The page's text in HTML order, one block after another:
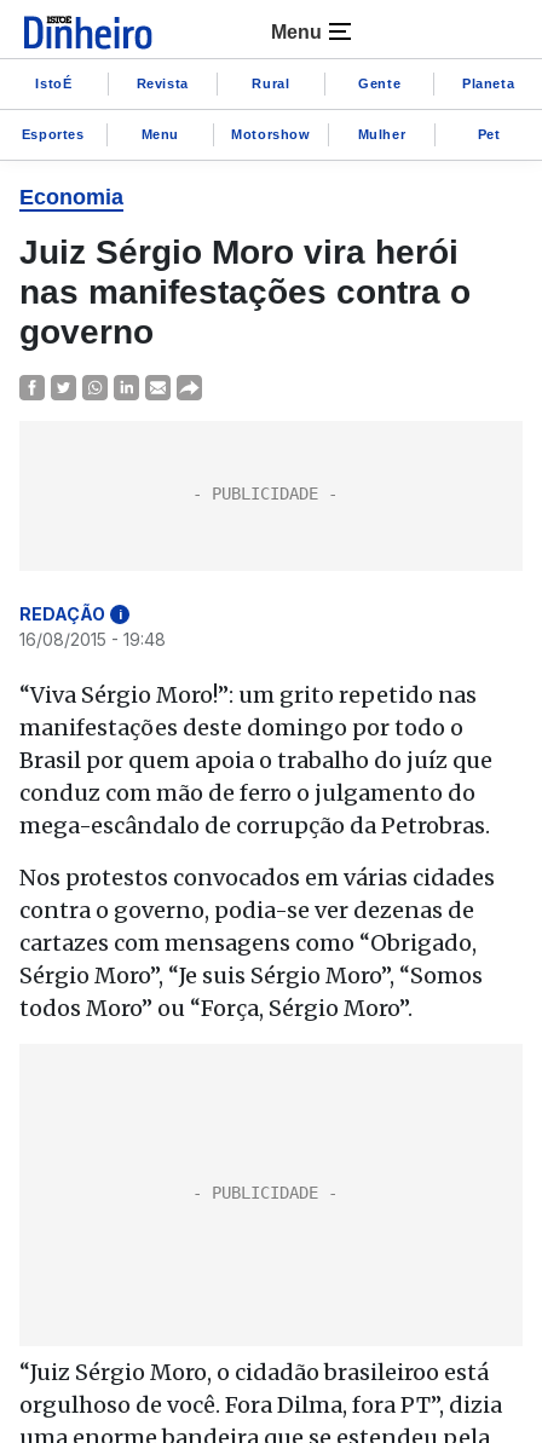
Menu
IstoÉ Revista Rural Gente Planeta
Esportes Menu Motorshow Mulher Pet
Economia
Juiz Sérgio Moro vira herói
nas manifestações contra o
governo
REDAÇÃO i
16/08/2015 - 19:48
“Viva Sérgio Moro!”: um grito repetido nas
manifestações deste domingo por todo o
Brasil por quem apoia o trabalho do juíz que
conduz com mão de ferro o julgamento do
mega-escândalo de corrupção da Petrobras.
Nos protestos convocados em várias cidades
contra o governo, podia-se ver dezenas de
cartazes com mensagens como “Obrigado,
Sérgio Moro”, “Je suis Sérgio Moro”, “Somos
todos Moro” ou “Força, Sérgio Moro”.
“Juiz Sérgio Moro, o cidadão brasileiroo está
orgulhoso de você. Fora Dilma, fora PT”, dizia